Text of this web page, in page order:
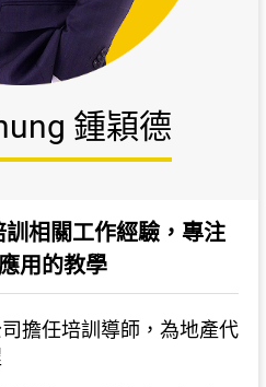
鍾穎德
相關工作經驗，專注
用的教學
擔任培訓導師，為地產代